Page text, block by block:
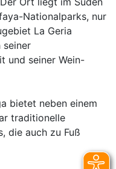
Nationalparks, nur
La Geria
seiner
und seiner Wein-
bietet neben einem
traditionelle
die auch zu Fuß